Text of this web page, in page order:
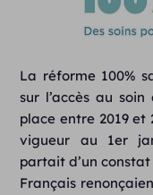
La réforme 100%
sur l’accès au
place entre 2019
vigueur au 1er
partait d’un
Français